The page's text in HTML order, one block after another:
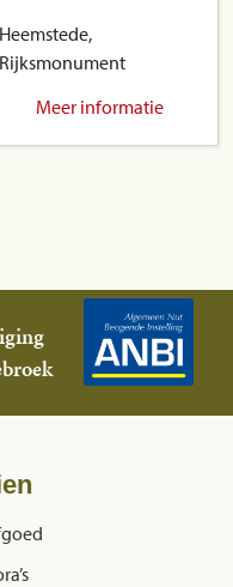
Heemstede,
Rijksmonument
Meer informatie